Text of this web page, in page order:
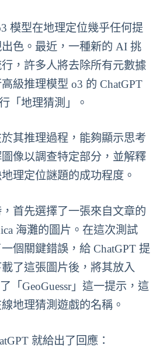
模型在地理定位幾乎任何提
色。最近，一種新的 AI 挑
，許多人將去除所有元數據
級推理模型 o3 的 ChatGPT
「地理猜測」。
其推理過程，能夠顯示思考
像以調查特定部分，並解釋
理定位謎題的成功程度。
首先選擇了一張來自文章的
海灘的圖片。在這次測試
個關鍵錯誤，給 ChatGPT 提
了這張圖片後，將其放入
「GeoGuessr」這一提示，這
地理猜測遊戲的名稱。
就給出了回應：